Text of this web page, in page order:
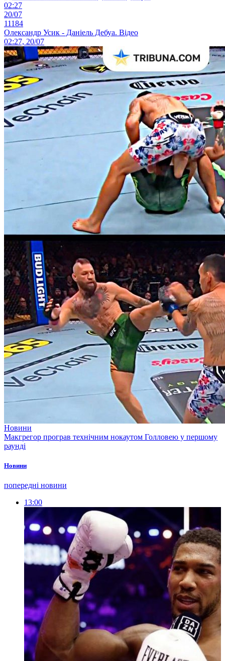
02:27
20/07
11184
Олександр Усик - Даніель Дебуа. Відео
02:27, 20/07
Новини
Макгрегор програв технічним нокаутом Голловею у першому
раунді
Новини
попередні новини
13:00